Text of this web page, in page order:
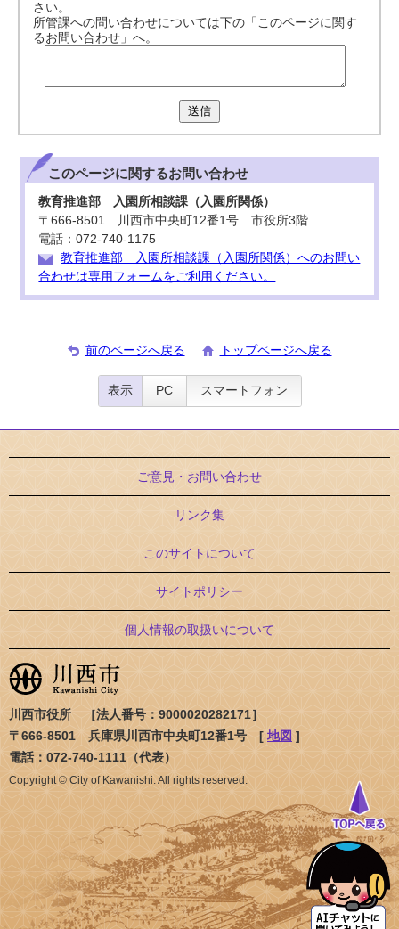
さい。
所管課への問い合わせについては下の「このページに関す
るお問い合わせ」へ。
送信
このページに関するお問い合わせ
教育推進部 入園所相談課（入園所関係）
〒666-8501 川西市中央町12番1号 市役所3階
電話：072-740-1175
教育推進部 入園所相談課（入園所関係）へのお問い
合わせは専用フォームをご利用ください。
前のページへ戻る トップページへ戻る
表示 PC スマートフォン
ご意見・お問い合わせ
リンク集
このサイトについて
サイトポリシー
個人情報の取扱いについて
川西市役所 ［法人番号：9000020282171］
〒666-8501 兵庫県川西市中央町12番1号 [ 地図 ]
電話：072-740-1111（代表）
Copyright © City of Kawanishi. All rights reserved.